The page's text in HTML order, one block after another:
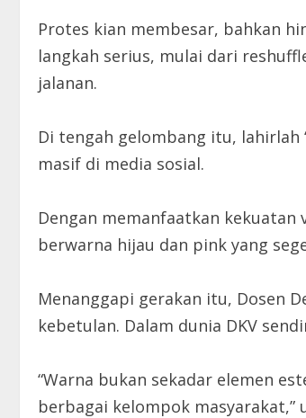
Protes kian membesar, bahkan
langkah serius, mulai dari
jalanan.
Di tengah gelombang itu, lahirlah
masif di media sosial.
Dengan memanfaatkan
berwarna hijau dan pink yang
Menanggapi gerakan itu, Dosen
kebetulan. Dalam dunia DKV
“Warna bukan sekadar elemen
berbagai kelompok masyarakat,”